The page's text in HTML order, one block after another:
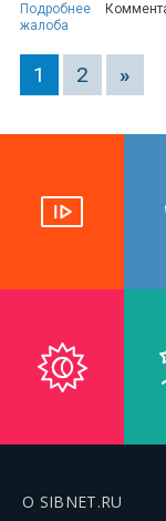
Подробнее
жалоба
1 2 »
О SIBNET.RU